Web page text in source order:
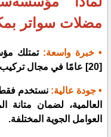
مضلات سواتر
• خبرة واسعة: تمتلك
[20] عامًا في مجال تركيب المظلات والسواتر في مكة المكرمة.
• جودة عالية: نستخدم فقط
العالمية، لضمان
العوامل الجوية المختلفة.